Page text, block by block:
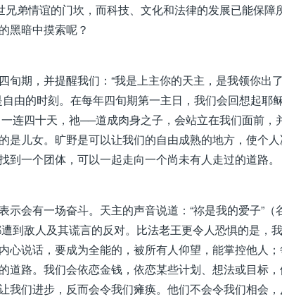
弟情谊的门坎，而科技、文化和法律的发展已能保障
黑暗中摸索呢？
期，并提醒我们：“我是上主你的天主，是我领你出了
由的时刻。在每年四旬期第一主日，我们会回想起耶
连四十天，祂──道成肉身之子，会站立在我们面前，
是儿女。旷野是可以让我们的自由成熟的地方，使个
一个团体，可以一起走向一个尚未有人走过的道路。
会有一场奋斗。天主的声音说道：“祢是我的爱子”（
到敌人及其谎言的反对。比法老王更令人恐惧的是，我
心说话，要成为全能的，被所有人仰望，能掌控他人
路。我们会依恋金钱，依恋某些计划、想法或目标
们进步，反而会令我们瘫痪。他们不会令我们相会，